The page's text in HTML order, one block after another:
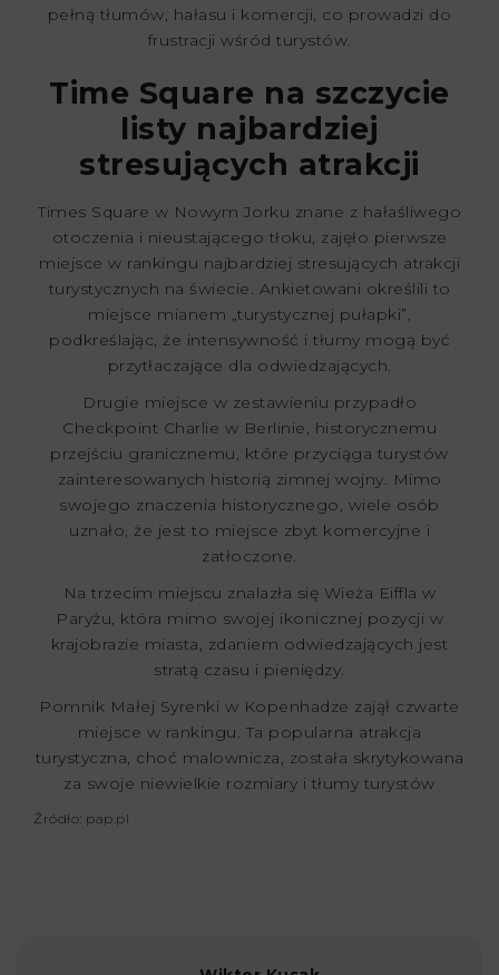
pełną tłumów, hałasu i komercji, co prowadzi do
frustracji wśród turystów.
Time Square na szczycie
listy najbardziej
stresujących atrakcji
Times Square w Nowym Jorku znane z hałaśliwego
otoczenia i nieustającego tłoku, zajęło pierwsze
miejsce w rankingu najbardziej stresujących atrakcji
turystycznych na świecie. Ankietowani określili to
miejsce mianem „turystycznej pułapki”,
podkreślając, że intensywność i tłumy mogą być
przytłaczające dla odwiedzających.
Drugie miejsce w zestawieniu przypadło
Checkpoint Charlie w Berlinie, historycznemu
przejściu granicznemu, które przyciąga turystów
zainteresowanych historią zimnej wojny. Mimo
swojego znaczenia historycznego, wiele osób
uznało, że jest to miejsce zbyt komercyjne i
zatłoczone.
Na trzecim miejscu znalazła się Wieża Eiffla w
Paryżu, która mimo swojej ikonicznej pozycji w
krajobrazie miasta, zdaniem odwiedzających jest
stratą czasu i pieniędzy.
Pomnik Małej Syrenki w Kopenhadze zajął czwarte
miejsce w rankingu. Ta popularna atrakcja
turystyczna, choć malownicza, została skrytykowana
za swoje niewielkie rozmiary i tłumy turystów
Źródło: pap.pl